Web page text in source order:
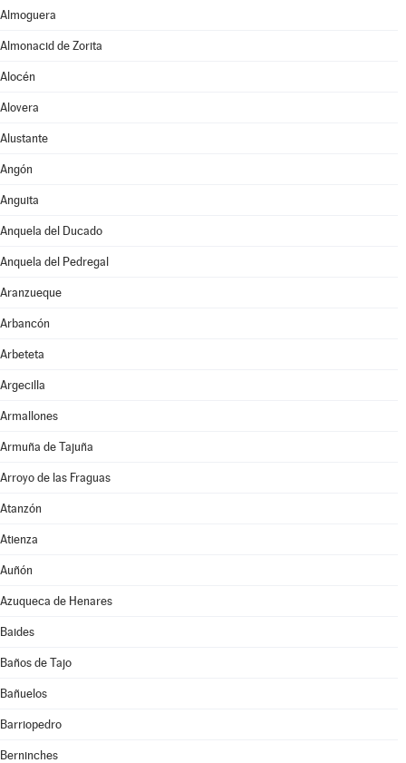
Almoguera
Almonacid de Zorita
Alocén
Alovera
Alustante
Angón
Anguita
Anquela del Ducado
Anquela del Pedregal
Aranzueque
Arbancón
Arbeteta
Argecilla
Armallones
Armuña de Tajuña
Arroyo de las Fraguas
Atanzón
Atienza
Auñón
Azuqueca de Henares
Baides
Baños de Tajo
Bañuelos
Barriopedro
Berninches